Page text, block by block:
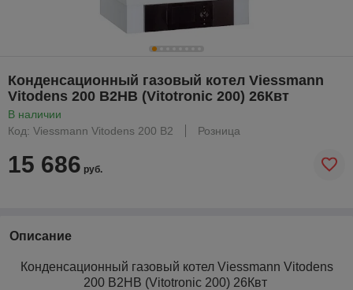
Конденсационный газовый котел Viessmann
Vitodens 200 B2HB (Vitotronic 200) 26Квт
В наличии
Код: Viessmann Vitodens 200 B2
Розница
15 686 руб.
Описание
Конденсационный газовый котел Viessmann Vitodens
200 B2HB (Vitotronic 200) 26Квт